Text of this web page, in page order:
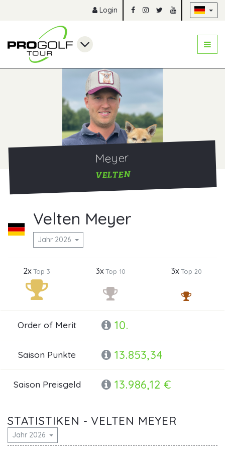
Login
Meyer
VELTEN
Velten Meyer
Jahr 2026
2xTop 3 3xTop 10 3xTop 20
Order of Merit 10.
Saison Punkte 13.853,34
Saison Preisgeld 13.986,12 €
STATISTIKEN - VELTEN MEYER
Jahr 2026